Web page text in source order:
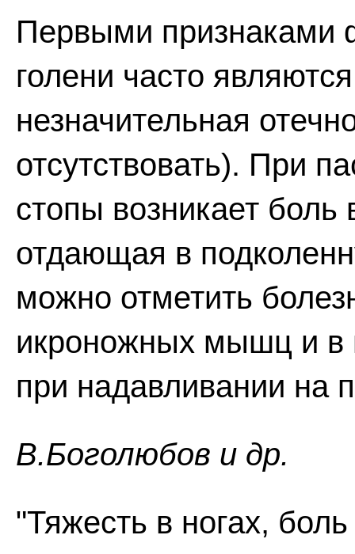
Первыми признаками
голени часто
незначительная
отсутствовать). При
стопы возникает боль
отдающая в
можно отметить
икроножных мышц и в
при надавливании на
В.Боголюбов и др.
"Тяжесть в ногах,